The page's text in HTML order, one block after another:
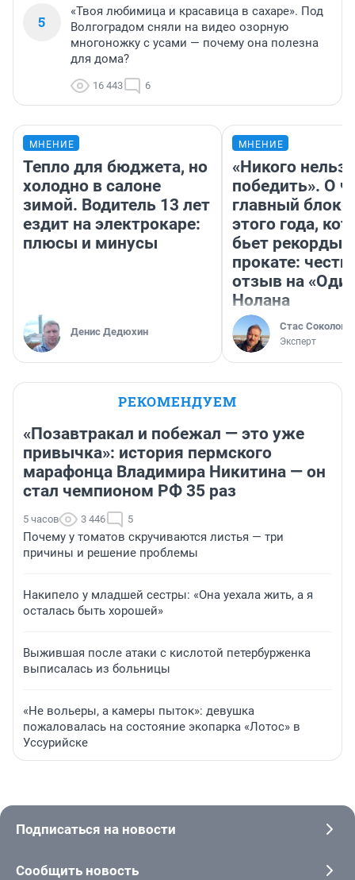
5
«Твоя любимица и красавица в сахаре». Под
Волгоградом сняли на видео озорную
многоножку с усами — почему она полезна
для дома?
16 443 6
МНЕНИЕ
Тепло для бюджета, но
холодно в салоне
зимой. Водитель 13 лет
ездит на электрокаре:
плюсы и минусы
Денис Дедюхин
МНЕНИЕ
«Никого нельзя
победить». О
главный
этого года,
бьет рекорды в
прокате:
отзыв на
Нолана
Стас Соколов
Эксперт
РЕКОМЕНДУЕМ
«Позавтракал и побежал — это уже
привычка»: история пермского
марафонца Владимира Никитина — он
стал чемпионом РФ 35 раз
5 часов 3 446 5
Почему у томатов скручиваются листья — три
причины и решение проблемы
Накипело у младшей сестры: «Она уехала жить, а я
осталась быть хорошей»
Выжившая после атаки с кислотой петербурженка
выписалась из больницы
«Не вольеры, а камеры пыток»: девушка
пожаловалась на состояние экопарка «Лотос» в
Уссурийске
Подписаться на новости
Сообщить новость